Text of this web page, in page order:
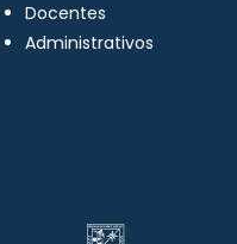
Docentes
Administrativos